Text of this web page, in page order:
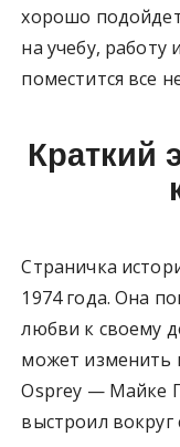
хорошо
на учебу, работу
поместится все
Краткий
Страничка
1974 года. Она
любви к своему
может изменить
Osprey — Майке
выстроил